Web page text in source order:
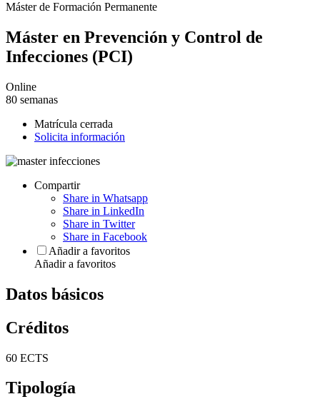
Máster de Formación Permanente
Máster en Prevención y Control de
Infecciones (PCI)
Online
80 semanas
Matrícula cerrada
Solicita información
Compartir
Share in Whatsapp
Share in LinkedIn
Share in Twitter
Share in Facebook
Añadir a favoritos
Añadir a favoritos
Datos básicos
Créditos
60 ECTS
Tipología